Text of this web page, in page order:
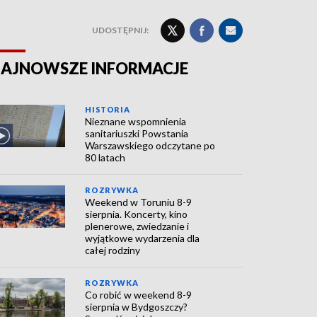
UDOSTĘPNIJ:
INFORMACJE
HISTORIA
Nieznane wspomnienia
sanitariuszki Powstania
Warszawskiego odczytane po
80 latach
ROZRYWKA
Weekend w Toruniu 8-9
sierpnia. Koncerty, kino
plenerowe, zwiedzanie i
wyjątkowe wydarzenia dla
całej rodziny
ROZRYWKA
Co robić w weekend 8-9
sierpnia w Bydgoszczy?